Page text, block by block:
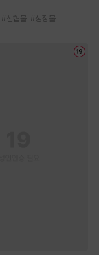
#선협물 #성장물